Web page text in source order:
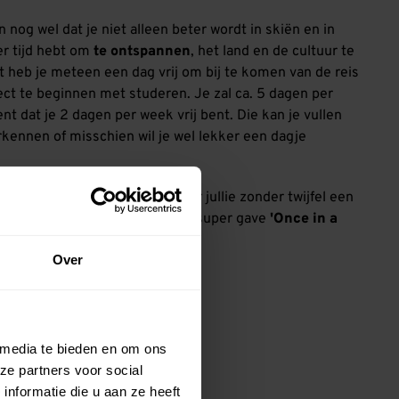
Over
te bieden en om ons
partners voor social
die u aan ze heeft
nog wel dat je niet alleen beter wordt in skiën en in
tijd hebt om te ontspannen, het land en de cultuur te
heb je meteen een dag vrij om bij te komen van de reis
te beginnen met studeren. Je zal ca. 5 dagen per
dat je 2 dagen per week vrij bent. Die kan je vullen
of misschien wil je wel lekker een dagje
avond een activiteit, waardoor jullie zonder twijfel een
Dit is zonder meer een super gave 'Once in a